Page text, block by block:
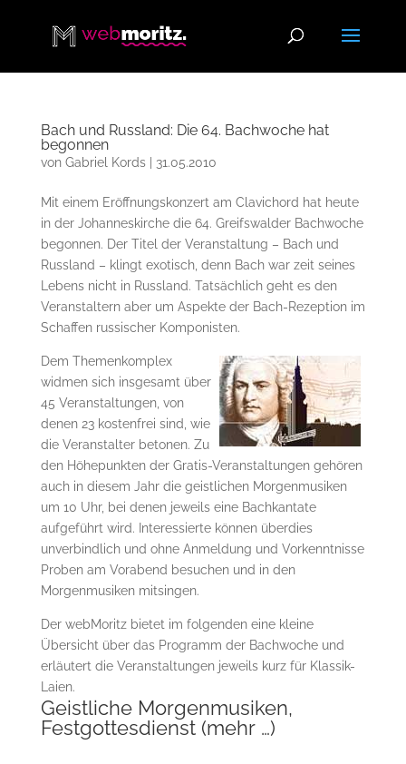
Bach und Russland: Die 64. Bachwoche hat
begonnen
von Gabriel Kords| 31.05.2010
Mit einem Eröffnungskonzert am Clavichord hat heute
in der Johanneskirche die 64. Greifswalder Bachwoche
begonnen. Der Titel der Veranstaltung – Bach und
Russland – klingt exotisch, denn Bach war zeit seines
Lebens nicht in Russland. Tatsächlich geht es den
Veranstaltern aber um Aspekte der Bach-Rezeption im
Schaffen russischer Komponisten.
Dem Themenkomplex
widmen sich insgesamt über
45 Veranstaltungen, von
denen 23 kostenfrei sind, wie
die Veranstalter betonen. Zu
den Höhepunkten der Gratis-Veranstaltungen gehören
auch in diesem Jahr die geistlichen Morgenmusiken
um 10 Uhr, bei denen jeweils eine Bachkantate
aufgeführt wird. Interessierte können überdies
unverbindlich und ohne Anmeldung und Vorkenntnisse
Proben am Vorabend besuchen und in den
Morgenmusiken mitsingen.
Der webMoritz bietet im folgenden eine kleine
Übersicht über das Programm der Bachwoche und
erläutert die Veranstaltungen jeweils kurz für Klassik-
Laien.
Geistliche Morgenmusiken,
Festgottesdienst (mehr …)